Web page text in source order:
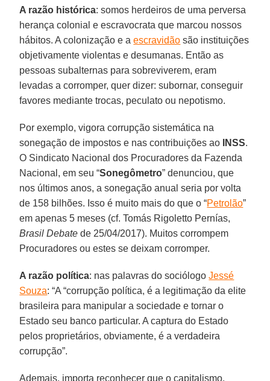
A razão histórica: somos herdeiros de uma perversa
herança colonial e escravocrata que marcou nossos
hábitos. A colonização e aescravidão são instituições
objetivamente violentas e desumanas. Então as
pessoas subalternas para sobreviverem, eram
levadas a corromper, quer dizer: subornar, conseguir
favores mediante trocas, peculato ou nepotismo.
Por exemplo, vigora corrupção sistemática na
sonegação de impostos e nas contribuições ao
INSS.
O Sindicato Nacional dos Procuradores da Fazenda
Nacional, em seu “Sonegômetro” denunciou, que
nos últimos anos, a sonegação anual seria por volta
de 158 bilhões. Isso é muito mais do que o “Petrolão”
em apenas 5 meses (cf. Tomás Rigoletto Pernías,
Brasil Debatede 25/04/2017). Muitos corrompem
Procuradores ou estes se deixam corromper.
A razão política: nas palavras do sociólogoJessé
Souza: “A “corrupção política, é a legitimação da elite
brasileira para manipular a sociedade e tornar o
Estado seu banco particular. A captura do Estado
pelos proprietários, obviamente, é a verdadeira
corrupção”.
Ademais, importa reconhecer que o capitalismo,